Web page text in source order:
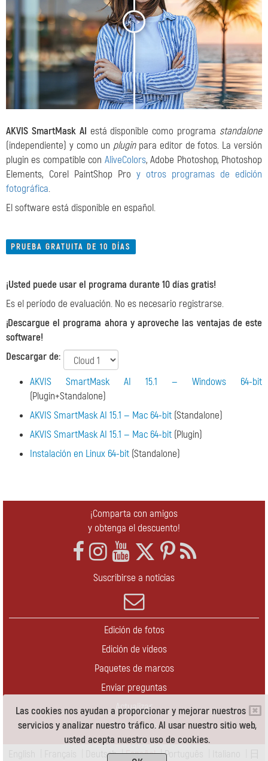
Las cookies nos ayudan a proporcionar y mejorar nuestros
servicios y analizar nuestro tráfico. Al usar nuestro sitio web,
usted acepta nuestro uso de cookies.
< >
AKVIS SmartMask AI está disponible como programa standalone
(independiente) y como un pluginpara editor de fotos. La versión
plugin es compatible con AliveColors, Adobe Photoshop, Photoshop
Elements, Corel PaintShop Pro y otros programas de edición
fotográfica.
El software está disponible en español.
PRUEBA GRATUITA DE 10 DÍAS
¡Usted puede usar el programa durante 10 días gratis!
Es el período de evaluación. No es necesario registrarse.
¡Descargue el programa ahora y aproveche las ventajas de este
software!
Descargar de:
AKVIS SmartMask AI 15.1 — Windows 64-bit
(Plugin+Standalone)
AKVIS SmartMask AI 15.1 — Mac 64-bit (Standalone)
AKVIS SmartMask AI 15.1 — Mac 64-bit (Plugin)
Instalación en Linux 64-bit (Standalone)
¡Comparta con amigos
y obtenga el descuento!
Suscribirse a noticias
Edición de fotos
Edición de vídeos
Paquetes de marcos
Enviar preguntas
Actualizar
Contáctenos
Deutsch|Español|Português